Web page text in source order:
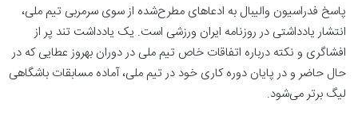
پاسخ فدراسیون والیبال به ادعاهای مطرح‌شده از سوی سرمربی تیم ملی،
انتشار یادداشتی در روزنامه ایران ورزشی است. یک یادداشت تند پر از
افشاگری و نکته درباره اتفاقات خاص تیم ملی در دوران بهروز عطایی که در
حال حاضر و در پایان دوره کاری خود در تیم ملی، آماده مسابقات باشگاهی
لیگ برتر می‌شود.